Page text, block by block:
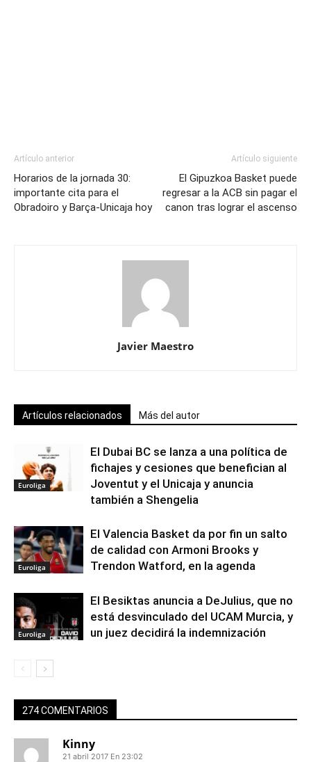
Artículo anterior
Horarios de la jornada 30:
importante cita para el
Obradoiro y Barça-Unicaja hoy
Artículo siguiente
El Gipuzkoa Basket puede
regresar a la ACB sin pagar el
canon tras lograr el ascenso
Javier Maestro
Artículos relacionados Más del autor
Euroliga
El Dubai BC se lanza a una política de
fichajes y cesiones que benefician al
Joventut y el Unicaja y anuncia
también a Shengelia
Euroliga
El Valencia Basket da por fin un salto
de calidad con Armoni Brooks y
Trendon Watford, en la agenda
Euroliga
El Besiktas anuncia a DeJulius, que no
está desvinculado del UCAM Murcia, y
un juez decidirá la indemnización
274 COMENTARIOS
Kinny
21 abril 2017 En 23:02